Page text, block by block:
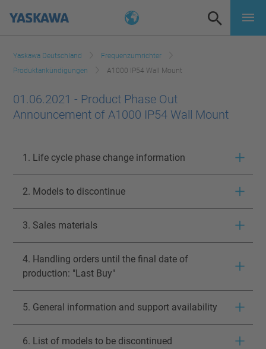
Yaskawa Deutschland
Frequenzumrichter
Produktankündigungen
A1000 IP54 Wall Mount
01.06.2021 - Product Phase Out
Announcement of A1000 IP54 Wall Mount
1. Life cycle phase change information
2. Models to discontinue
3. Sales materials
4. Handling orders until the final date of
production: "Last Buy"
5. General information and support availability
6. List of models to be discontinued